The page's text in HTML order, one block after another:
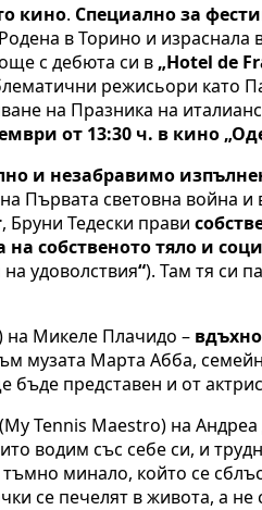
кино. Специално за
в Торино и израснала
с дебюта си в „Hotel de
режисьори
на Празника на
от 13:30 ч. в кино
и незабравимо
Първата световна война
, Бруни Тедески прави
собственото тяло и
удоволствия“). Там тя си
на Микеле Плачидо –
музата Марта Абба,
представен и от
(My Tennis Maestro) на
водим със себе си, и
минало, който се
се печелят в живота, а